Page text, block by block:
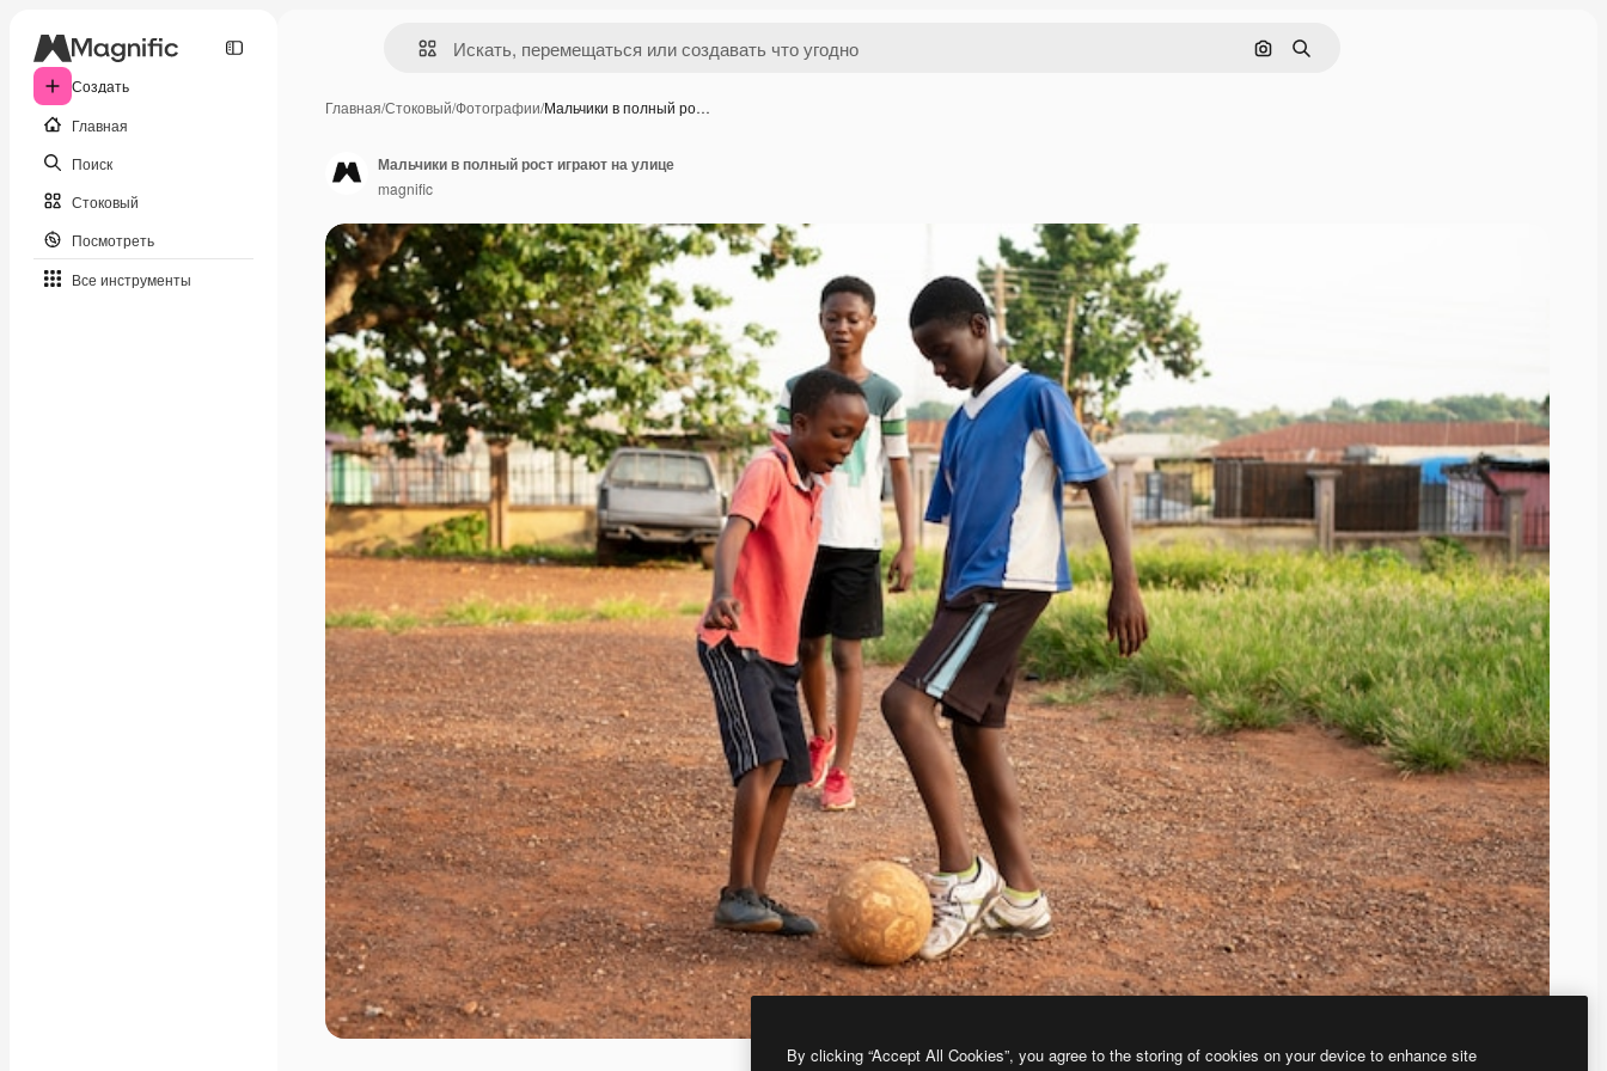
Создать
Главная
Поиск
Стоковый
Посмотреть
Все инструменты
Поиск по изображению
Поиск
Главная/Стоковый/Фотографии/Мальчики в полный ро…
Мальчики в полный рост играют на улице
magnific
By clicking “Accept All Cookies”, you agree to the storing of cookies on your device to enhance site